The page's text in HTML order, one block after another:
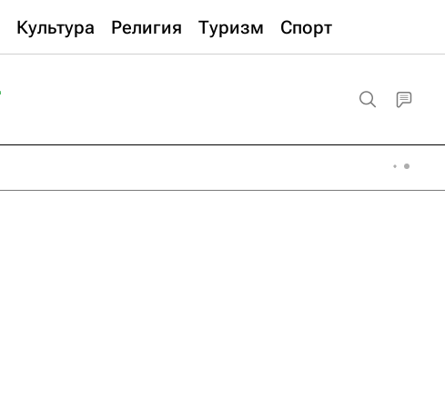
Культура Религия Туризм Спорт